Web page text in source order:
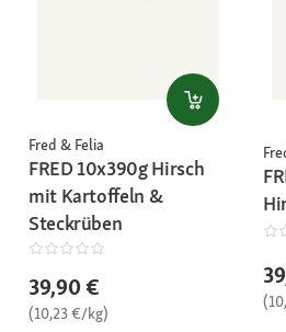
Fred & Felia
FRED 10x390g Hirsch
mit Kartoffeln &
Steckrüben
39,90 €
(10,23 €/kg)